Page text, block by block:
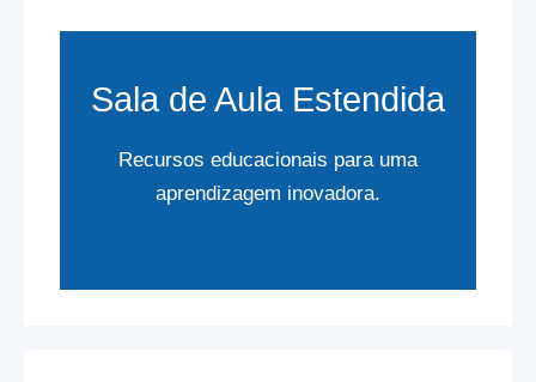
Sala de Aula Estendida
Recursos educacionais para uma
aprendizagem inovadora.